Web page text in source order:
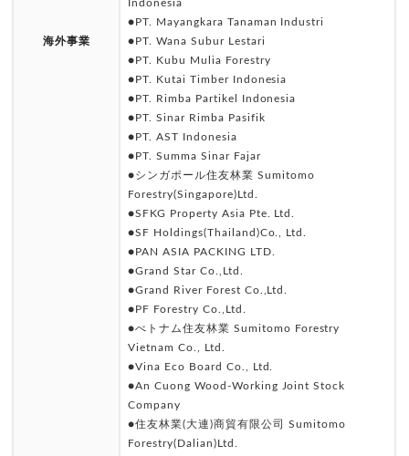
海外事業
Indonesia
●PT. Mayangkara Tanaman Industri
●PT. Wana Subur Lestari
●PT. Kubu Mulia Forestry
●PT. Kutai Timber Indonesia
●PT. Rimba Partikel Indonesia
●PT. Sinar Rimba Pasifik
●PT. AST Indonesia
●PT. Summa Sinar Fajar
●シンガポール住友林業 Sumitomo
Forestry(Singapore)Ltd.
●SFKG Property Asia Pte. Ltd.
●SF Holdings(Thailand)Co., Ltd.
●PAN ASIA PACKING LTD.
●Grand Star Co.,Ltd.
●Grand River Forest Co.,Ltd.
●PF Forestry Co.,Ltd.
●べトナム住友林業 Sumitomo Forestry
Vietnam Co., Ltd.
●Vina Eco Board Co., Ltd.
●An Cuong Wood-Working Joint Stock
Company
●住友林業(大連)商貿有限公司 Sumitomo
Forestry(Dalian)Ltd.